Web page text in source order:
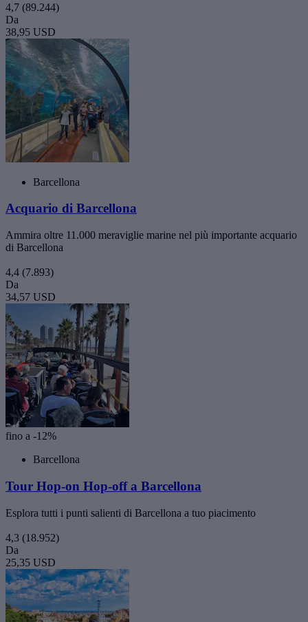
4,7 (89.244)
Da
38,95 USD
Barcellona
Acquario di Barcellona
Ammira oltre 11.000 meraviglie marine nel più importante acquario
di Barcellona
4,4 (7.893)
Da
34,57 USD
fino a -12%
Barcellona
Tour Hop-on Hop-off a Barcellona
Esplora tutti i punti salienti di Barcellona a tuo piacimento
4,3 (18.952)
Da
25,35 USD